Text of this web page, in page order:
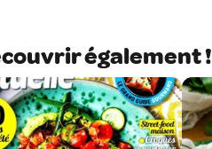
également !